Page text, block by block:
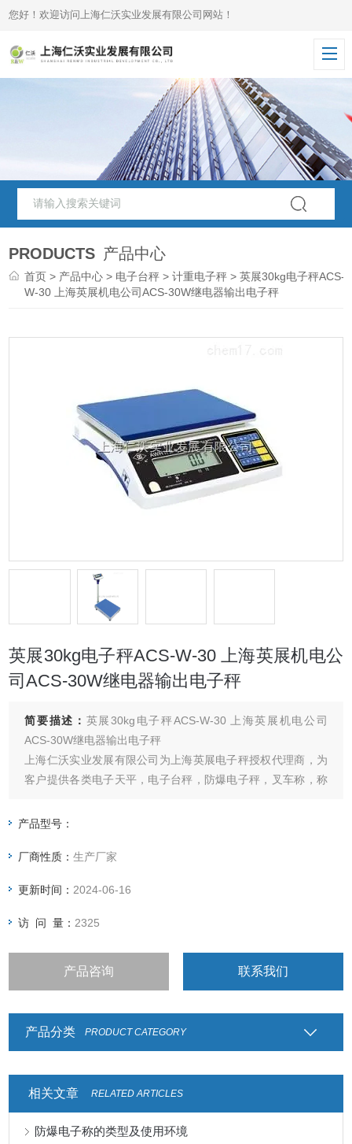
您好！欢迎访问上海仁沃实业发展有限公司网站！
PRODUCTS 产品中心
首页 > 产品中心 > 电子台秤 >计重电子秤 > 英展30kg电子秤ACS-
W-30 上海英展机电公司ACS-30W继电器输出电子秤
英展30kg电子秤ACS-W-30 上海英展机电公
司ACS-30W继电器输出电子秤
简要描述： 英展30kg电子秤ACS-W-30 上海英展机电公司
ACS-30W继电器输出电子秤
上海仁沃实业发展有限公司为上海英展电子秤授权代理商，为
客户提供各类电子天平，电子台秤，防爆电子秤，叉车称，称
产品型号：
厂商性质：生产厂家
更新时间： 2024-06-16
访 问 量： 2325
产品咨询 联系我们
产品分类 PRODUCT CATEGORY
相关文章 RELATED ARTICLES
防爆电子称的类型及使用环境